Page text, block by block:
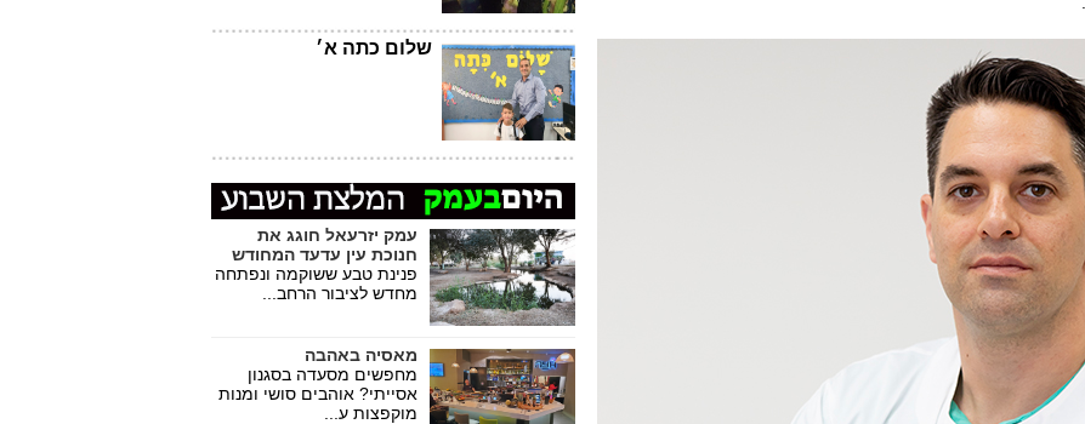
שלום כתה א׳
עמק יזרעאל חוגג את
חנוכת עין עדעד המחודש
פנינת טבע ששוקמה ונפתחה
מחדש לציבור הרחב...
מאסיה באהבה
מחפשים מסעדה בסגנון
אסייתי? אוהבים סושי ומנות
מוקפצות ע...